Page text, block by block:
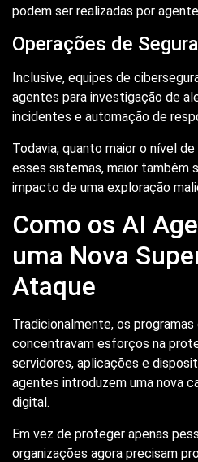
podem ser realizadas por
Operações de
Inclusive, equipes de
agentes para investigação de
incidentes e automação de
Todavia, quanto maior o nível
esses sistemas, maior também
impacto de uma exploração
Como os AI
uma Nova
Ataque
Tradicionalmente, os programas
concentravam esforços na
servidores, aplicações e
agentes introduzem uma nova
digital.
Em vez de proteger apenas
organizações agora precisam